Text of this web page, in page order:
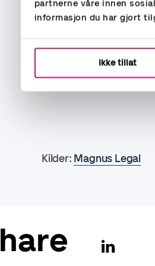
partnerne våre innen
informasjon du har gjort
Ikke tillat
for å kreve
Legeerklæring må
Ta kontakt med oss i
Kilder: Magnus Legal